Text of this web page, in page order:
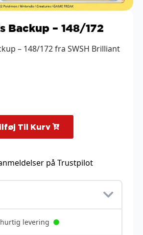
Backup – 148/172
– 148/172 fra SWSH Brilliant
Til Kurv
på Trustpilot
levering